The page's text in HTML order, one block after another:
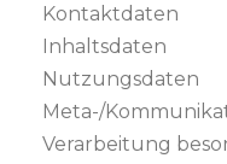
Kontaktdaten
Inhaltsdaten
Nutzungsdaten
Meta-/
Verarbeitung